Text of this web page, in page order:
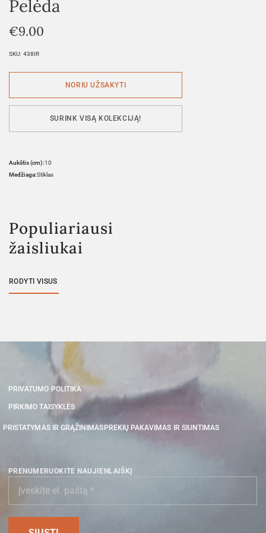
Pelėda
€9.00
SKU: 438IR
SURINK VISĄ KOLEKCIJĄ!
Aukštis (cm):10
Medžiaga:Stiklas
Populiariausi
žaisliukai
RODYTI VISUS
PRIVATUMO POLITIKA
PIRKIMO TAISYKLĖS
PRISTATYMAS IR GRĄŽINIMASPREKIŲ PAKAVIMAS IR SIUNTIMAS
PRENUMERUOKITE NAUJIENLAIŠKĮ